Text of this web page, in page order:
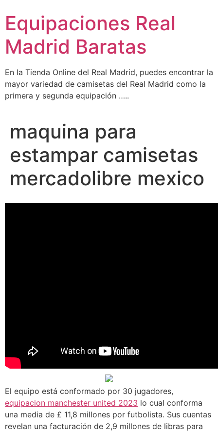
contenido
Equipaciones Real
Madrid Baratas
En la Tienda Online del Real Madrid, puedes encontrar la
mayor variedad de camisetas del Real Madrid como la
primera y segunda equipación …..
maquina para
estampar camisetas
mercadolibre mexico
El equipo está conformado por 30 jugadores,
equipacion manchester united 2023 lo cual conforma
una media de £ 11,8 millones por futbolista. Sus cuentas
revelan una facturación de 2,9 millones de libras para